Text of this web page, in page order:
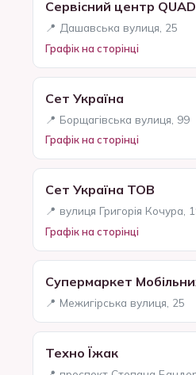
Сервісний центр
📍 Дашавська вулиця, 25
Графік на сторінці
Сет Україна
📍 Борщагівська вулиця, 99
Графік на сторінці
Сет Україна ТОВ
📍 вулиця Григорія Кочура,
Графік на сторінці
Супермаркет
📍 Межигірська вулиця, 25
Техно Їжак